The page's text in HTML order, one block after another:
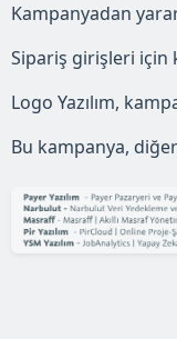
Kampanyadan
Sipariş girişleri için
Logo Yazılım,
Bu kampanya,